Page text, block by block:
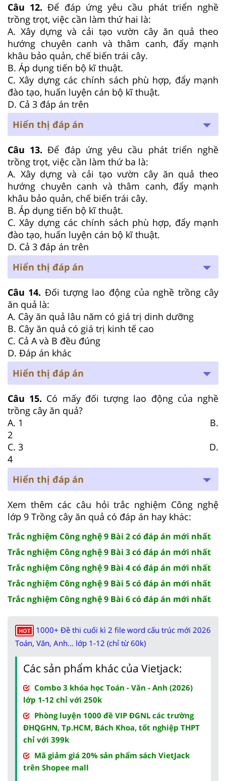
Câu 12.Để đáp ứng yêu cầu phát triển nghề
trồng trọt, việc cần làm thứ hai là:
A. Xây dựng và cải tạo vườn cây ăn quả theo
hướng chuyên canh và thâm canh, đẩy mạnh
khâu bảo quản, chế biến trái cây.
B. Áp dụng tiến bộ kĩ thuật.
C. Xây dựng các chính sách phù hợp, đẩy mạnh
đào tạo, huấn luyện cán bộ kĩ thuật.
D. Cả 3 đáp án trên
Hiển thị đáp án
Câu 13.Để đáp ứng yêu cầu phát triển nghề
trồng trọt, việc cần làm thứ ba là:
A. Xây dựng và cải tạo vườn cây ăn quả theo
hướng chuyên canh và thâm canh, đẩy mạnh
khâu bảo quản, chế biến trái cây.
B. Áp dụng tiến bộ kĩ thuật.
C. Xây dựng các chính sách phù hợp, đẩy mạnh
đào tạo, huấn luyện cán bộ kĩ thuật.
D. Cả 3 đáp án trên
Hiển thị đáp án
Câu 14. Đối tượng lao động của nghề trồng cây
ăn quả là:
A. Cây ăn quả lâu năm có giá trị dinh dưỡng
B. Cây ăn quả có giá trị kinh tế cao
C. Cả A và B đều đúng
D. Đáp án khác
Hiển thị đáp án
Câu 15. Có mấy đối tượng lao động của nghề
trồng cây ăn quả?
A. 1 B.
2
C. 3 D.
4
Hiển thị đáp án
Xem thêm các câu hỏi trắc nghiệm Công nghệ
lớp 9 Trồng cây ăn quả có đáp án hay khác:
Trắc nghiệm Công nghệ 9 Bài 2 có đáp án mới nhất
Trắc nghiệm Công nghệ 9 Bài 3 có đáp án mới nhất
Trắc nghiệm Công nghệ 9 Bài 4 có đáp án mới nhất
Trắc nghiệm Công nghệ 9 Bài 5 có đáp án mới nhất
Trắc nghiệm Công nghệ 9 Bài 6 có đáp án mới nhất
HOT
1000+ Đề thi cuối kì 2 file word cấu trúc mới 2026
Toán, Văn, Anh... lớp 1-12 (chỉ từ 60k)
Các sản phẩm khác của Vietjack:
Combo 3 khóa học Toán - Văn - Anh (2026)
lớp 1-12 chỉ với 250k
Phòng luyện 1000 đề VIP ĐGNL các trường
ĐHQGHN, Tp.HCM, Bách Khoa, tốt nghiệp THPT
chỉ với 399k
Mã giảm giá 20% sản phẩm sách VietJack
trên Shopee mall